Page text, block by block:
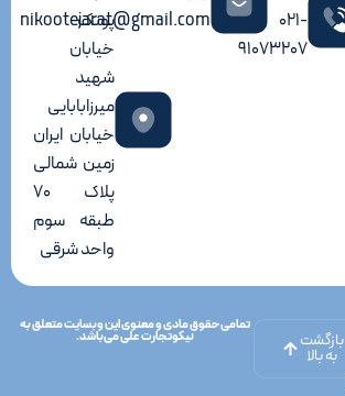
پونک
خیابان
شهید
میرزابابایی
خیابان ایران
زمین شمالی
پلاک 70
طبقه سوم
واحد شرقی
nikootejarat@gmail.com
021-
91073207
بازگشت
به بالا
تمامی حقوق مادی و معنوی این وبسایت متعلق به
نیکوتجارت علی می‌باشد.